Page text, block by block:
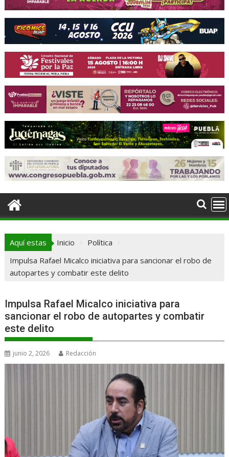
Aquí estas Inicio
Política
Impulsa Rafael Micalco iniciativa para sancionar el robo de
autopartes y combatir este delito
Impulsa Rafael Micalco iniciativa para
sancionar el robo de autopartes y combatir
este delito
junio 2, 2026 Redacción